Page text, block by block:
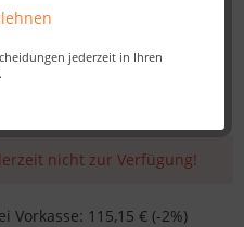
jederzeit in Ihren
nicht zur Verfügung!
Vorkasse: 115,15 € (-2%)